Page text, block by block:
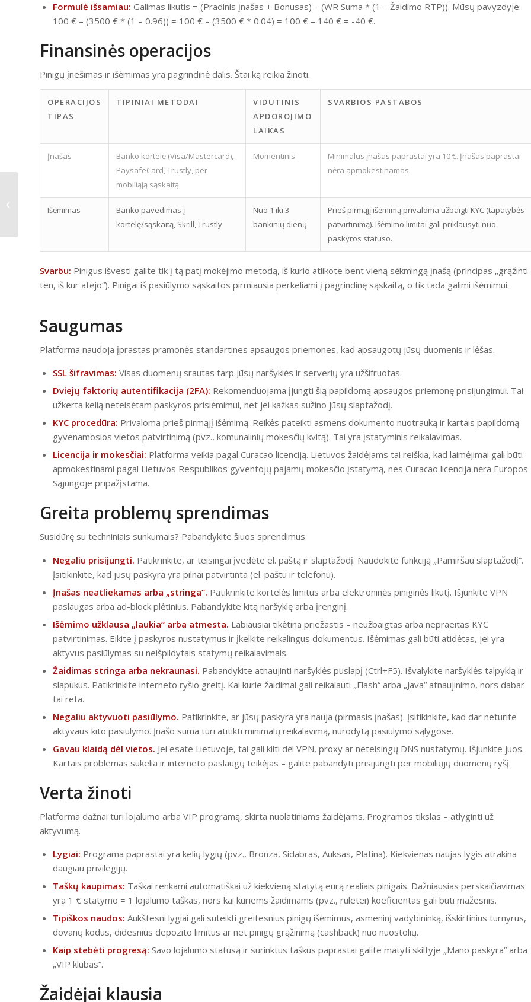
Formulė išsamiau: Galimas likutis = (Pradinis įnašas + Bonusas) – (WR Suma * (1 – Žaidimo RTP)). Mūsų pavyzdyje:
100 € – (3500 € * (1 – 0.96)) = 100 € – (3500 € * 0.04) = 100 € – 140 € = -40 €.
Finansinės operacijos
Pinigų įnešimas ir išėmimas yra pagrindinė dalis. Štai ką reikia žinoti.
OPERACIJOS
TIPAS
TIPINIAI METODAI
VIDUTINIS
APDOROJIMO
LAIKAS
SVARBIOS PASTABOS
Įnašas
Banko kortelė (Visa/Mastercard),
PaysafeCard, Trustly, per
mobiliąją sąskaitą
Momentinis
Minimalus įnašas paprastai yra 10 €. Įnašas paprastai
nėra apmokestinamas.
Išėmimas
Banko pavedimas į
kortelę/sąskaitą, Skrill, Trustly
Nuo 1 iki 3
bankinių dienų
Prieš pirmąjį išėmimą privaloma užbaigti KYC (tapatybės
patvirtinimą). Išėmimo limitai gali priklausyti nuo
paskyros statuso.
Svarbu: Pinigus išvesti galite tik į tą patį mokėjimo metodą, iš kurio atlikote bent vieną sėkmingą įnašą (principas „grąžinti
ten, iš kur atėjo“). Pinigai iš pasiūlymo sąskaitos pirmiausia perkeliami į pagrindinę sąskaitą, o tik tada galimi išėmimui.
Saugumas
Platforma naudoja įprastas pramonės standartines apsaugos priemones, kad apsaugotų jūsų duomenis ir lėšas.
SSL šifravimas: Visas duomenų srautas tarp jūsų naršyklės ir serverių yra užšifruotas.
Dviejų faktorių autentifikacija (2FA): Rekomenduojama įjungti šią papildomą apsaugos priemonę prisijungimui. Tai
užkerta kelią neteisėtam paskyros prisiėmimui, net jei kažkas sužino jūsų slaptažodį.
KYC procedūra: Privaloma prieš pirmąjį išėmimą. Reikės pateikti asmens dokumento nuotrauką ir kartais papildomą
gyvenamosios vietos patvirtinimą (pvz., komunalinių mokesčių kvitą). Tai yra įstatyminis reikalavimas.
Licencija ir mokesčiai: Platforma veikia pagal Curacao licenciją. Lietuvos žaidėjams tai reiškia, kad laimėjimai gali būti
apmokestinami pagal Lietuvos Respublikos gyventojų pajamų mokesčio įstatymą, nes Curacao licencija nėra Europos
Sąjungoje pripažįstama.
Greita problemų sprendimas
Susidūrę su techniniais sunkumais? Pabandykite šiuos sprendimus.
Negaliu prisijungti. Patikrinkite, ar teisingai įvedėte el. paštą ir slaptažodį. Naudokite funkciją „Pamiršau slaptažodį“.
Įsitikinkite, kad jūsų paskyra yra pilnai patvirtinta (el. paštu ir telefonu).
Įnašas neatliekamas arba „stringa“. Patikrinkite kortelės limitus arba elektroninės piniginės likutį. Išjunkite VPN
paslaugas arba ad-block plėtinius. Pabandykite kitą naršyklę arba įrenginį.
Išėmimo užklausa „laukia“ arba atmesta. Labiausiai tikėtina priežastis – neužbaigtas arba nepraeitas KYC
patvirtinimas. Eikite į paskyros nustatymus ir įkelkite reikalingus dokumentus. Išėmimas gali būti atidėtas, jei yra
aktyvus pasiūlymas su neišpildytais statymų reikalavimais.
Žaidimas stringa arba nekraunasi. Pabandykite atnaujinti naršyklės puslapį (Ctrl+F5). Išvalykite naršyklės talpyklą ir
slapukus. Patikrinkite interneto ryšio greitį. Kai kurie žaidimai gali reikalauti „Flash“ arba „Java“ atnaujinimo, nors dabar
tai reta.
Negaliu aktyvuoti pasiūlymo. Patikrinkite, ar jūsų paskyra yra nauja (pirmasis įnašas). Įsitikinkite, kad dar neturite
aktyvaus kito pasiūlymo. Įnašo suma turi atitikti minimalų reikalavimą, nurodytą pasiūlymo sąlygose.
Gavau klaidą dėl vietos. Jei esate Lietuvoje, tai gali kilti dėl VPN, proxy ar neteisingų DNS nustatymų. Išjunkite juos.
Kartais problemas sukelia ir interneto paslaugų teikėjas – galite pabandyti prisijungti per mobiliųjų duomenų ryšį.
Verta žinoti
Platforma dažnai turi lojalumo arba VIP programą, skirta nuolatiniams žaidėjams. Programos tikslas – atlyginti už
aktyvumą.
Lygiai: Programa paprastai yra kelių lygių (pvz., Bronza, Sidabras, Auksas, Platina). Kiekvienas naujas lygis atrakina
daugiau privilegijų.
Taškų kaupimas: Taškai renkami automatiškai už kiekvieną statytą eurą realiais pinigais. Dažniausias perskaičiavimas
yra 1 € statymo = 1 lojalumo taškas, nors kai kuriems žaidimams (pvz., ruletei) koeficientas gali būti mažesnis.
Tipiškos naudos: Aukštesni lygiai gali suteikti greitesnius pinigų išėmimus, asmeninį vadybininką, išskirtinius turnyrus,
dovanų kodus, didesnius depozito limitus ar net pinigų grąžinimą (cashback) nuo nuostolių.
Kaip stebėti progresą: Savo lojalumo statusą ir surinktus taškus paprastai galite matyti skiltyje „Mano paskyra“ arba
„VIP klubas“.
Žaidėjai klausia
Energy Casino útmutató: Bónuszok,
befizetés és nyereménykivétel